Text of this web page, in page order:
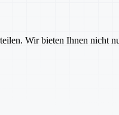
Wir bieten Ihnen nicht